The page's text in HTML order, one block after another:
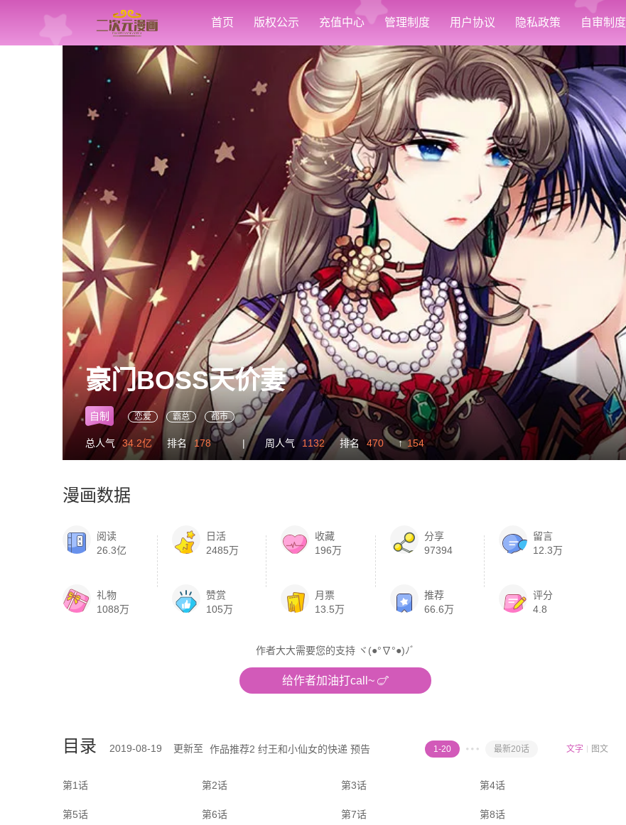
首页 版权公示 充值中心 管理制度 用户协议 隐私政策 自审制度
豪门BOSS天价妻
自制 恋爱 霸总 都市
总人气 34.2亿 排名 178 | 周人气 1132 排名 470 154
漫画数据
阅读
26.3亿
礼物
1088万
日活
2485万
赞赏
105万
收藏
196万
月票
13.5万
分享
97394
推荐
66.6万
留言
12.3万
评分
4.8
作者大大需要您的支持 ヾ(●°∇°●)ﾉﾞ
给作者加油打call~
目录 2019-08-19 更新至 作品推荐2 纣王和小仙女的快递 预告 1-20 最新20话 文字 图文
第1话 第2话 第3话 第4话
第5话 第6话 第7话 第8话